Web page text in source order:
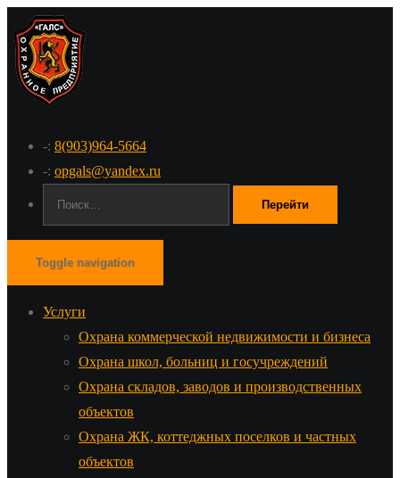
-: 8(903)964-5664
-: opgals@yandex.ru
Toggle navigation
Услуги
Охрана коммерческой недвижимости и бизнеса
Охрана школ, больниц и госучреждений
Охрана складов, заводов и производственных
объектов
Охрана ЖК, коттеджных поселков и частных
объектов